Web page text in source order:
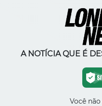
A NOTÍCIA QUE É
Você